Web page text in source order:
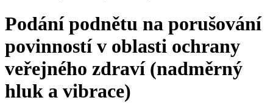
Podání podnětu na porušování
povinností v oblasti ochrany
veřejného zdraví (nadměrný
hluk a vibrace)